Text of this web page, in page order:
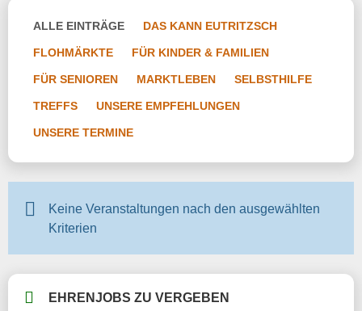
ALLE EINTRÄGE DAS KANN EUTRITZSCH
FLOHMÄRKTE FÜR KINDER & FAMILIEN
FÜR SENIOREN MARKTLEBEN SELBSTHILFE
TREFFS UNSERE EMPFEHLUNGEN
UNSERE TERMINE
Keine Veranstaltungen nach den ausgewählten
Kriterien
EHRENJOBS ZU VERGEBEN